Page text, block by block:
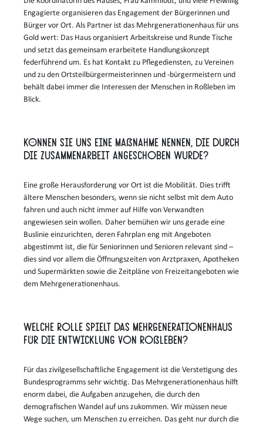
Engagierte organisieren das Engagement der Bürgerinnen und
Bürger vor Ort. Als Partner ist das Mehrgenerationenhaus für uns
Gold wert: Das Haus organisiert Arbeitskreise und Runde Tische
und setzt das gemeinsam erarbeitete Handlungskonzept
federführend um. Es hat Kontakt zu Pflegediensten, zu Vereinen
und zu den Ortsteilbürgermeisterinnen und -bürgermeistern und
behält dabei immer die Interessen der Menschen in Roßleben im
Blick.
Können Sie uns eine Maßnahme nennen, die durch
die Zusammenarbeit angeschoben wurde?
Eine große Herausforderung vor Ort ist die Mobilität. Dies trifft
ältere Menschen besonders, wenn sie nicht selbst mit dem Auto
fahren und auch nicht immer auf Hilfe von Verwandten
angewiesen sein wollen. Daher bemühen wir uns gerade eine
Buslinie einzurichten, deren Fahrplan eng mit Angeboten
abgestimmt ist, die für Seniorinnen und Senioren relevant sind –
dies sind vor allem die Öffnungszeiten von Arztpraxen, Apotheken
und Supermärkten sowie die Zeitpläne von Freizeitangeboten wie
dem Mehrgenerationenhaus.
Welche Rolle spielt das Mehrgenerationenhaus
für die Entwicklung von Roßleben?
Für das zivilgesellschaftliche Engagement ist die Verstetigung des
Bundesprogramms sehr wichtig. Das Mehrgenerationenhaus hilft
enorm dabei, die Aufgaben anzugehen, die durch den
demografischen Wandel auf uns zukommen. Wir müssen neue
Wege suchen, um Menschen zu erreichen. Das geht nur durch die